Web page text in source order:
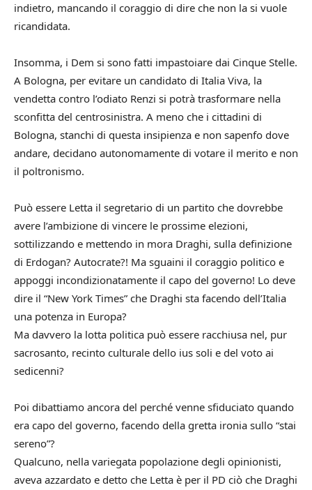
indietro, mancando il coraggio di dire che non la si vuole
ricandidata.
Insomma, i Dem si sono fatti impastoiare dai Cinque Stelle.
A Bologna, per evitare un candidato di Italia Viva, la
vendetta contro l’odiato Renzi si potrà trasformare nella
sconfitta del centrosinistra. A meno che i cittadini di
Bologna, stanchi di questa insipienza e non sapenfo dove
andare, decidano autonomamente di votare il merito e non
il poltronismo.
Può essere Letta il segretario di un partito che dovrebbe
avere l’ambizione di vincere le prossime elezioni,
sottilizzando e mettendo in mora Draghi, sulla definizione
di Erdogan? Autocrate?! Ma sguaini il coraggio politico e
appoggi incondizionatamente il capo del governo! Lo deve
dire il “New York Times” che Draghi sta facendo dell’Italia
una potenza in Europa?
Ma davvero la lotta politica può essere racchiusa nel, pur
sacrosanto, recinto culturale dello ius soli e del voto ai
sedicenni?
Poi dibattiamo ancora del perché venne sfiduciato quando
era capo del governo, facendo della gretta ironia sullo “stai
sereno”?
Qualcuno, nella variegata popolazione degli opinionisti,
aveva azzardato e detto che Letta è per il PD ciò che Draghi